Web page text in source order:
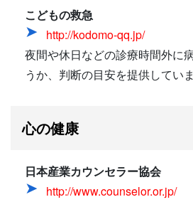
こどもの救急
http://kodomo-qq.jp/
夜間や休日などの診療時間外に
うか、判断の目安を提供していま
心の健康
日本産業カウンセラー協会
http://www.counselor.or.jp/